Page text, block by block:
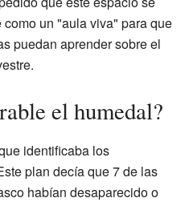
un "aula viva" para que
puedan aprender sobre el
el humedal?
identificaba los
plan decía que 7 de las
habían desaparecido o